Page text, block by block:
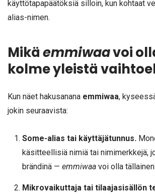
käyttötapapäätöksiä silloin, kun kohtaat
alias-nimen.
Mikäemmiwaavoi
kolme yleistä
Kun näet hakusanana emmiwaa,
jokin seuraavista:
Some-alias tai käyttäjätunnus.
käsitteellisiä nimiä tai nimimerkkejä,
brändinä — emmiwaavoi olla tällainen.
Mikrovaikuttaja tai tilaajasisällön